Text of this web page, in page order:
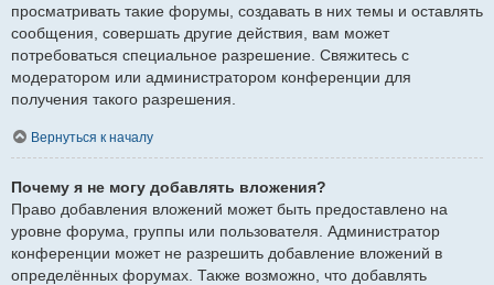
просматривать такие форумы, создавать в них темы и оставлять
сообщения, совершать другие действия, вам может
потребоваться специальное разрешение. Свяжитесь с
модератором или администратором конференции для
получения такого разрешения.
Вернуться к началу
Почему я не могу добавлять вложения?
Право добавления вложений может быть предоставлено на
уровне форума, группы или пользователя. Администратор
конференции может не разрешить добавление вложений в
определённых форумах. Также возможно, что добавлять